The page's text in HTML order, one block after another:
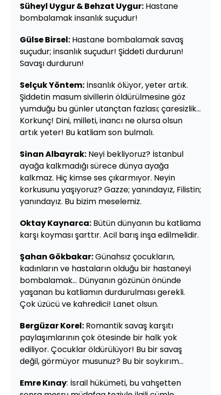
Süheyl Uygur & Behzat Uygur: Hastane
bombalamak insanlık suçudur!
Gülse Birsel: Hastane bombalamak savaş
suçudur; insanlık suçudur! Şiddeti durdurun!
Savaşı durdurun!
Selçuk Yöntem: İnsanlık ölüyor, yeter artık.
Şiddetin masum sivillerin öldürülmesine göz
yumduğu bu günler utançtan fazlası; çaresizlik...
Korkunç! Dini, milleti, inancı ne olursa olsun
artık yeter! Bu katliam son bulmalı.
Sinan Albayrak: Neyi bekliyoruz? İstanbul
ayağa kalkmadığı sürece dünya ayağa
kalkmaz. Hiç kimse ses çıkarmıyor. Neyin
korkusunu yaşıyoruz? Gazze; yanındayız, Filistin;
yanındayız. Bu bizim meselemiz.
Oktay Kaynarca: Bütün dünyanın bu katliama
karşı koyması şarttır. Acil barış inşa edilmelidir.
Şahan Gökbakar:Günahsız çocukların,
kadınların ve hastaların olduğu bir hastaneyi
bombalamak... Dünyanın gözünün önünde
yaşanan bu katliamın durdurulması gerekli.
Çok üzücü ve kahredici! Lanet olsun.
Bergüzar Korel: Romantik savaş karşıtı
paylaşımlarının çok ötesinde bir halk yok
ediliyor. Çocuklar öldürülüyor! Bu bir savaş
değil, görmüyor musunuz? Bu bir soykırım...
Emre Kınay: İsrail hükümeti, bu vahşetten